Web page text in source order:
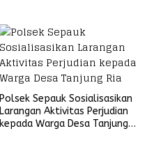
Polsek Sepauk Sosialisasikan
Larangan Aktivitas Perjudian
kepada Warga Desa Tanjung